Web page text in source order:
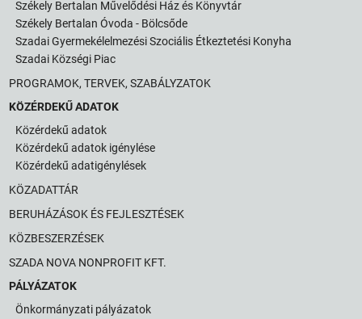
Székely Bertalan Művelődési Ház és Könyvtár
Székely Bertalan Óvoda - Bölcsőde
Szadai Gyermekélelmezési Szociális Étkeztetési Konyha
Szadai Községi Piac
PROGRAMOK, TERVEK, SZABÁLYZATOK
KÖZÉRDEKŰ ADATOK
Közérdekű adatok
Közérdekű adatok igénylése
Közérdekű adatigénylések
KÖZADATTÁR
BERUHÁZÁSOK ÉS FEJLESZTÉSEK
KÖZBESZERZÉSEK
SZADA NOVA NONPROFIT KFT.
PÁLYÁZATOK
Önkormányzati pályázatok